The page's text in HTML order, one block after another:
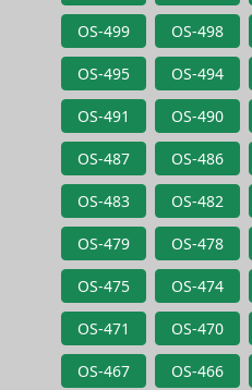
OS-499 OS-498
OS-495 OS-494
OS-491 OS-490
OS-487 OS-486
OS-483 OS-482
OS-479 OS-478
OS-475 OS-474
OS-471 OS-470
OS-467 OS-466